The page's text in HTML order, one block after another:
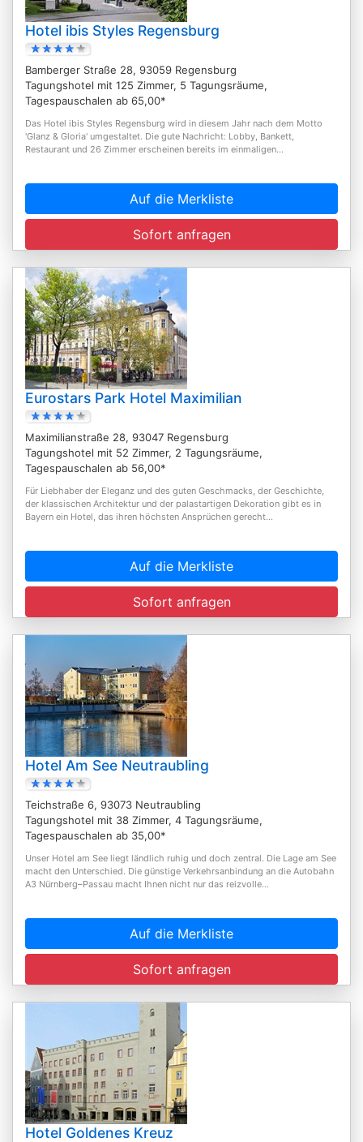
Hotel ibis Styles Regensburg
Bamberger Straße 28, 93059 Regensburg
Tagungshotel mit 125 Zimmer, 5 Tagungsräume,
Tagespauschalen ab 65,00*
Das Hotel ibis Styles Regensburg wird in diesem Jahr nach dem Motto
'Glanz & Gloria' umgestaltet. Die gute Nachricht: Lobby, Bankett,
Restaurant und 26 Zimmer erscheinen bereits im einmaligen...
Auf die Merkliste
Sofort anfragen
Eurostars Park Hotel Maximilian
Maximilianstraße 28, 93047 Regensburg
Tagungshotel mit 52 Zimmer, 2 Tagungsräume,
Tagespauschalen ab 56,00*
Für Liebhaber der Eleganz und des guten Geschmacks, der Geschichte,
der klassischen Architektur und der palastartigen Dekoration gibt es in
Bayern ein Hotel, das ihren höchsten Ansprüchen gerecht...
Auf die Merkliste
Sofort anfragen
Hotel Am See Neutraubling
Teichstraße 6, 93073 Neutraubling
Tagungshotel mit 38 Zimmer, 4 Tagungsräume,
Tagespauschalen ab 35,00*
Unser Hotel am See liegt ländlich ruhig und doch zentral. Die Lage am See
macht den Unterschied. Die günstige Verkehrsanbindung an die Autobahn
A3 Nürnberg–Passau macht Ihnen nicht nur das reizvolle...
Auf die Merkliste
Sofort anfragen
Hotel Goldenes Kreuz